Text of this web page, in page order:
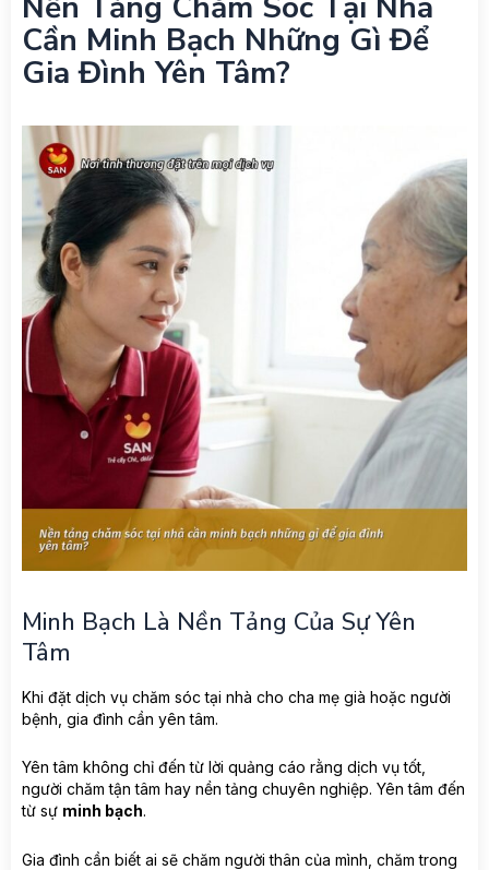
Cần Minh Bạch Những Gì Để
Gia Đình Yên Tâm?
Minh Bạch Là Nền Tảng Của Sự Yên
Tâm
Khi đặt dịch vụ chăm sóc tại nhà cho cha mẹ già hoặc người
bệnh, gia đình cần yên tâm.
Yên tâm không chỉ đến từ lời quảng cáo rằng dịch vụ tốt,
người chăm tận tâm hay nền tảng chuyên nghiệp. Yên tâm đến
từ sự minh bạch.
Gia đình cần biết ai sẽ chăm người thân của mình, chăm trong